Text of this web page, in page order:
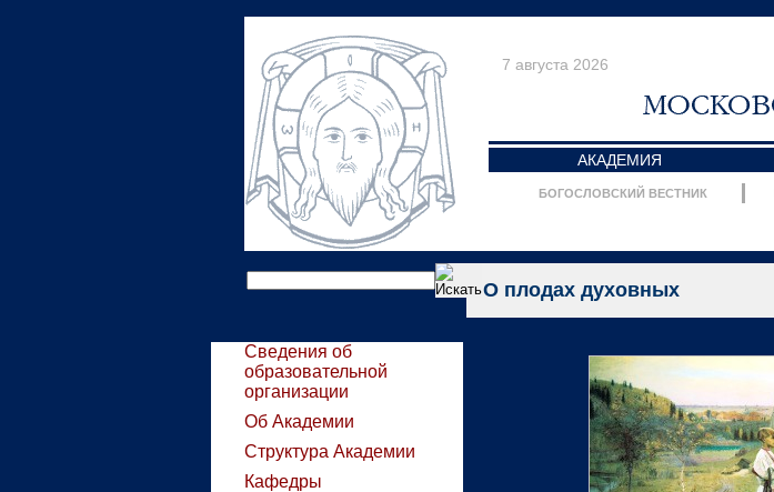
7 августа 2026
АКАДЕМИЯ
БОГОСЛОВСКИЙ ВЕСТНИК
Сведения об
образовательной
организации
Об Академии
Структура Академии
Кафедры
О плодах духовных